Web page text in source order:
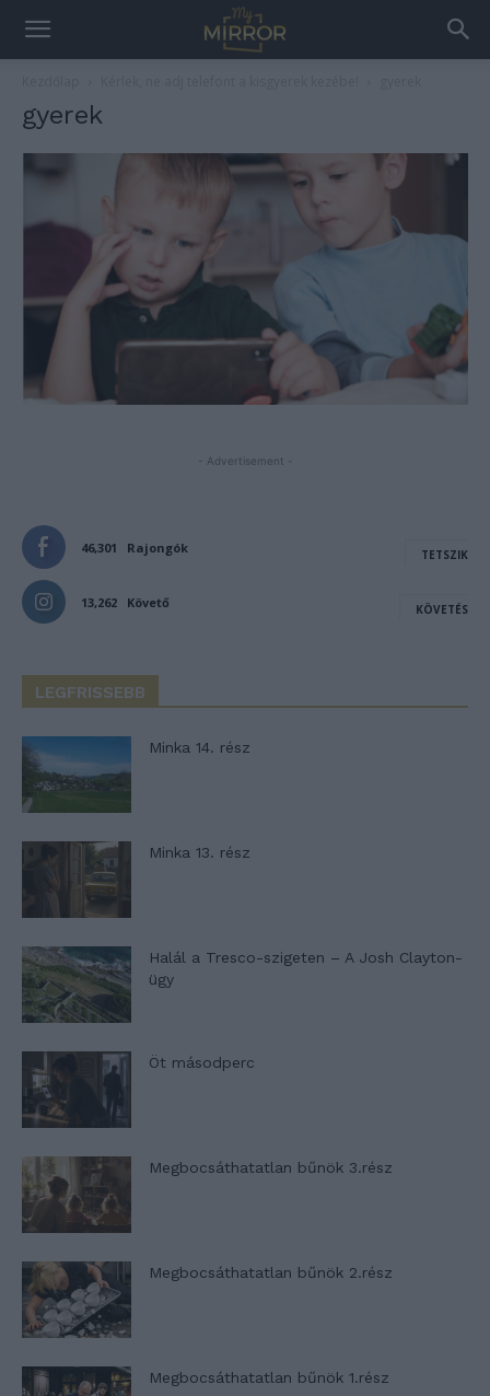
gyerek
- Advertisement -
46,301 Rajongók TETSZIK
13,262 Követő KÖVETÉS
LEGFRISSEBB
Minka 14. rész
Minka 13. rész
Halál a Tresco-szigeten – A Josh Clayton-
ügy
Öt másodperc
Megbocsáthatatlan bűnök 3.rész
Megbocsáthatatlan bűnök 2.rész
Megbocsáthatatlan bűnök 1.rész